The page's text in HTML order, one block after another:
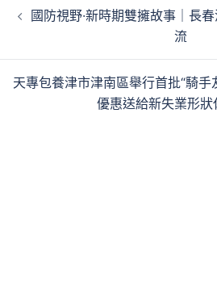
章
國防視野·新時期雙擁故事｜長
流
天專包養津市津南區舉行首批“騎手
優惠送給新失業形狀